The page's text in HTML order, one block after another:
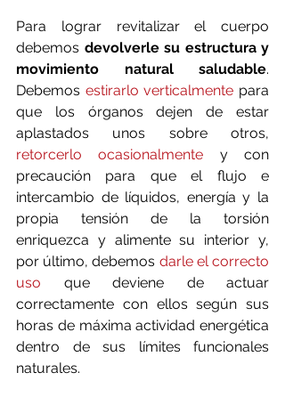
Para lograr revitalizar el cuerpo
debemos devolverle su estructura y
movimiento natural saludable.
Debemos estirarlo verticalmente para
que los órganos dejen de estar
retorcerlo ocasionalmente y con
precaución para que el flujo e
intercambio de líquidos, energía y la
propia tensión de la torsión
enriquezca y alimente su interior y,
por último, debemos darle el correcto
uso que deviene de actuar
correctamente con ellos según sus
horas de máxima actividad energética
dentro de sus límites funcionales
naturales.